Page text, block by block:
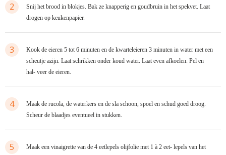
2
Snij het brood in blokjes. Bak ze knapperig en goudbruin in het spekvet. Laat
drogen op keukenpapier.
3
Kook de eieren 5 tot 6 minuten en de kwarteleieren 3 minuten in water met een
scheutje azijn. Laat schrikken onder koud water. Laat even afkoelen. Pel en
hal- veer de eieren.
4
Maak de rucola, de waterkers en de sla schoon, spoel en schud goed droog.
Scheur de blaadjes eventueel in stukken.
5
Maak een vinaigrette van de 4 eetlepels olijfolie met 1 à 2 eet- lepels van het